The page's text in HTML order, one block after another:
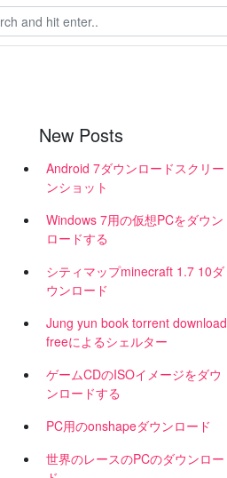
New Posts
Android 7ダウンロードスクリー
ンショット
Windows 7用の仮想PCをダウン
ロードする
シティマップminecraft 1.7 10ダ
ウンロード
Jung yun book torrent download
freeによるシェルター
ゲームCDのISOイメージをダウ
ンロードする
PC用のonshapeダウンロード
世界のレースのPCのダウンロー